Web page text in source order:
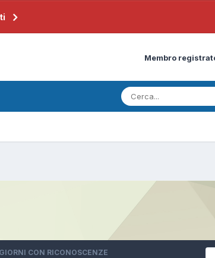
Membro
GIORNI CON RICONOSCENZE